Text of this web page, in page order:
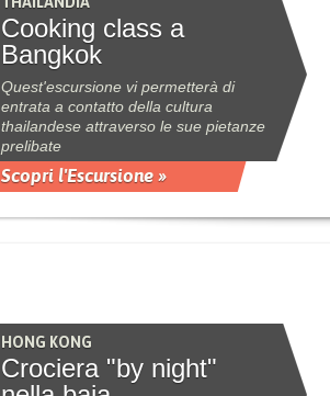
Cooking class a
Bangkok
Quest'escursione vi permetterà di
entrata a contatto della cultura
thailandese attraverso le sue pietanze
prelibate
Scopri l'Escursione »
HONG KONG
Crociera "by night"